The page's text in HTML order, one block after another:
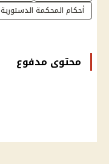
أحكام المحكمة الدستورية
محتوى مدفوع